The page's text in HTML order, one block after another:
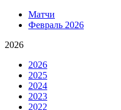
Матчи
Февраль 2026
2026
2026
2025
2024
2023
2022